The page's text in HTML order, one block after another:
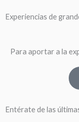
Experiencias de
Para aportar a la
Entérate de las